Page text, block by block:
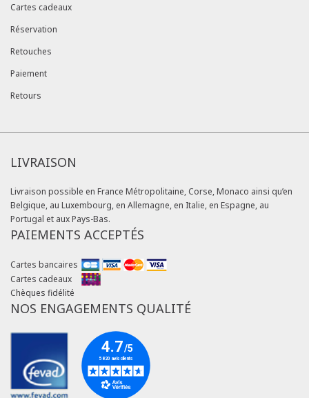
Cartes cadeaux
Réservation
Retouches
Paiement
Retours
LIVRAISON
Livraison possible en France Métropolitaine, Corse, Monaco ainsi qu’en
Belgique, au Luxembourg, en Allemagne, en Italie, en Espagne, au
Portugal et aux Pays-Bas.
PAIEMENTS ACCEPTÉS
Cartes bancaires
Cartes cadeaux
Chèques fidélité
NOS ENGAGEMENTS QUALITÉ